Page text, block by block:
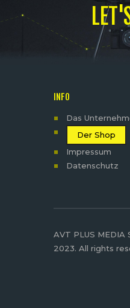
INFO
Das
Der Shop
Impressum
Datenschutz
AVT PLUS MEDIA
2023. All rights